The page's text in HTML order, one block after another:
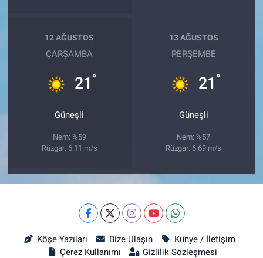
12 AĞUSTOS
ÇARŞAMBA
21 °
Güneşli
Nem: %59
Rüzgar: 6.11 m/s
13 AĞUSTOS
PERŞEMBE
21 °
Güneşli
Nem: %57
Rüzgar: 6.69 m/s
Köşe Yazıları Bize Ulaşın
Künye / İletişim
Çerez Kullanımı
Gizlilik Sözleşmesi